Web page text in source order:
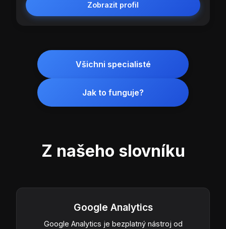
Zobrazit profil
Všichni specialisté
Jak to funguje?
Z našeho slovníku
Google Analytics
Google Analytics je bezplatný nástroj od